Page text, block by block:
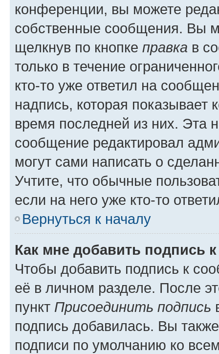
конференции, вы можете
собственные сообщения. Вы
щелкнув по кнопке правка в
только в течение
кто-то уже ответил на
надпись, которая показывает
время последней из них. Эта
сообщение редактировал
могут сами написать о
Учтите, что обычные
если на него уже кто-то
Вернуться к началу
Как мне добавить подпись
Чтобы добавить подпись к
её в личном разделе. После
пункт Присоединить подпись
подпись добавилась. Вы
подписи по умолчанию ко